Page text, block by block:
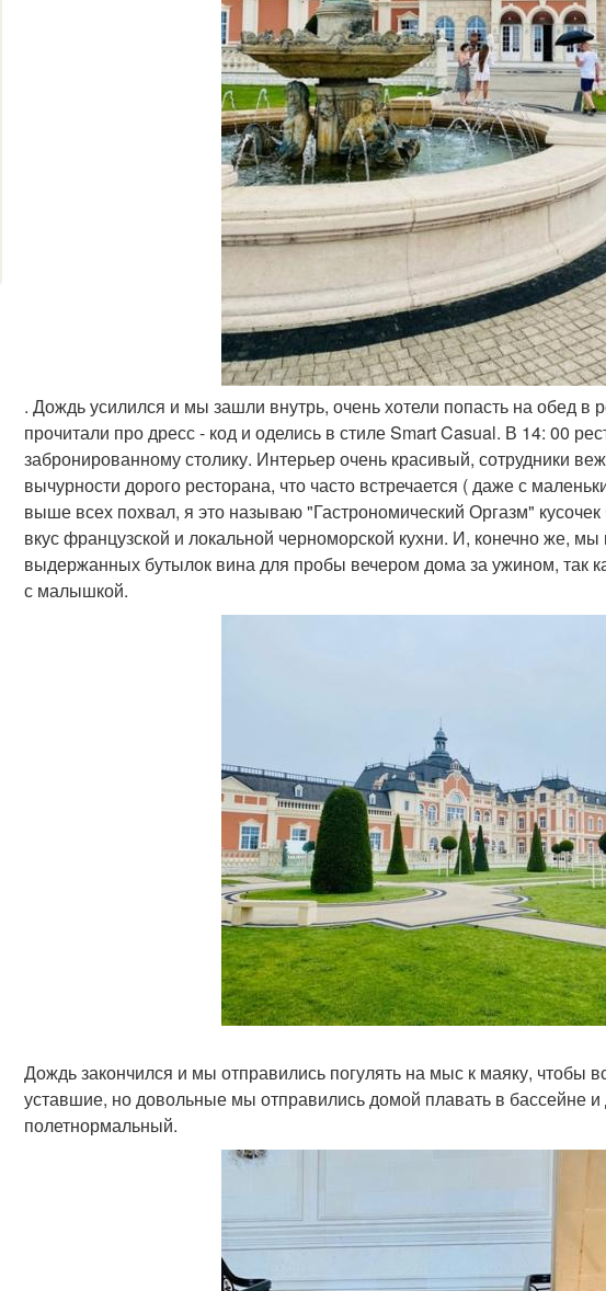
. Дождь усилился и мы зашли внутрь, очень хотели попасть на обед в
прочитали про дресс - код и оделись в стиле Smart Casual. В 14: 00
забронированному столику. Интерьер очень красивый, сотрудники
вычурности дорого ресторана, что часто встречается ( даже с
выше всех похвал, я это называю "Гастрономический Оргазм"
вкус французской и локальной черноморской кухни. И, конечно же,
выдержанных бутылок вина для пробы вечером дома за ужином, так
с малышкой.
Дождь закончился и мы отправились погулять на мыс к маяку, чтобы
уставшие, но довольные мы отправились домой плавать в бассейне и
полетнормальный.